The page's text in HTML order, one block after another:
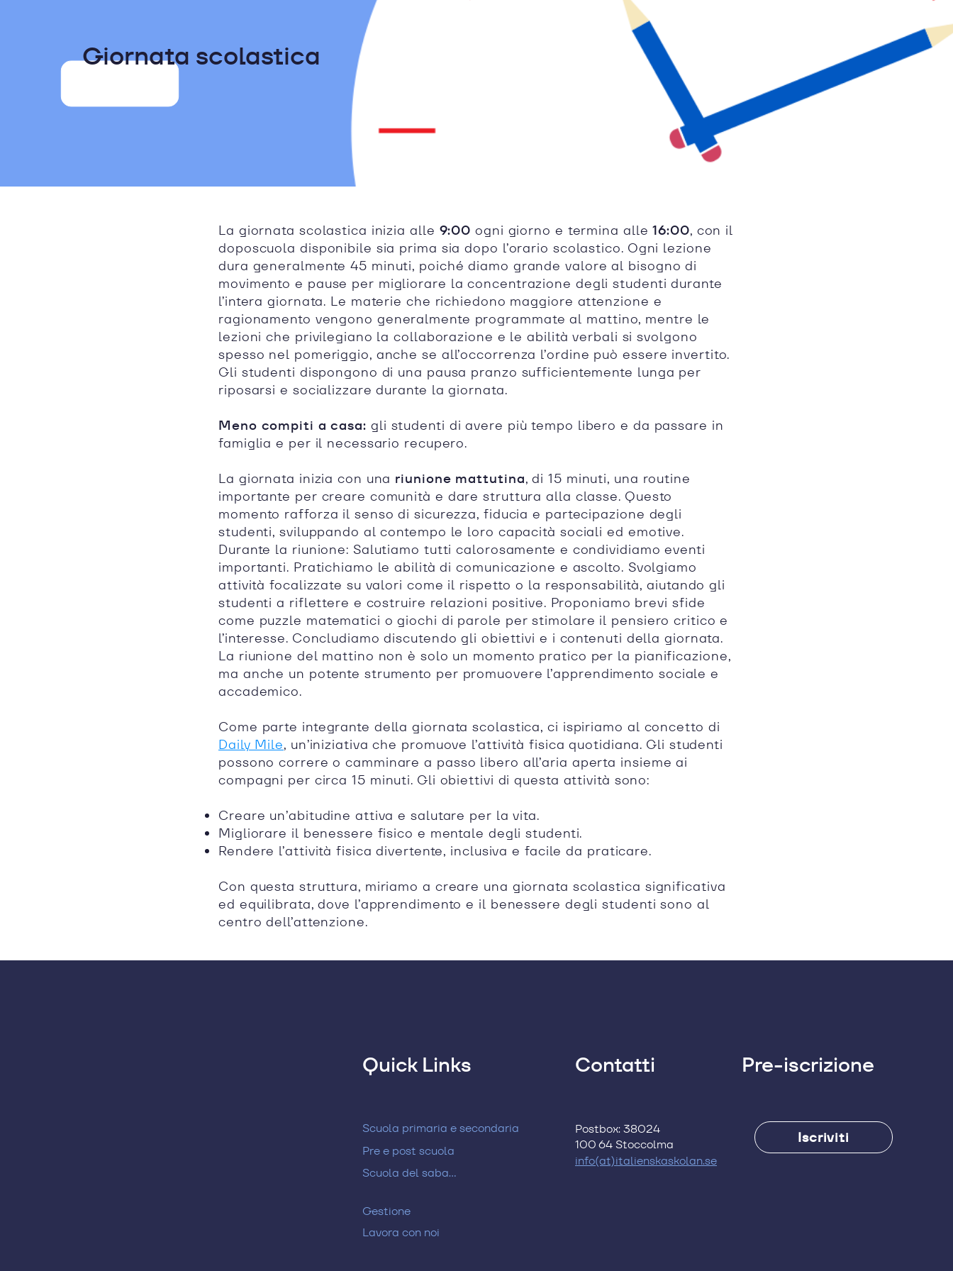
Giornata scolastica
La giornata scolastica inizia alle 9:00 ogni giorno e termina alle16:00, con il
doposcuola disponibile sia prima sia dopo l’orario scolastico. Ogni lezione
dura generalmente 45 minuti, poiché diamo grande valore al bisogno di
movimento e pause per migliorare la concentrazione degli studenti durante
l’intera giornata. Le materie che richiedono maggiore attenzione e
ragionamento vengono generalmente programmate al mattino, mentre le
lezioni che privilegiano la collaborazione e le abilità verbali si svolgono
spesso nel pomeriggio, anche se all’occorrenza l’ordine può essere invertito.
Gli studenti dispongono di una pausa pranzo sufficientemente lunga per
riposarsi e socializzare durante la giornata.
Meno compiti a casa: gli studenti di avere più tempo libero e da passare in
famiglia e per il necessario recupero. ​
La giornata inizia con una riunione mattutina, di 15 minuti, una routine
importante per creare comunità e dare struttura alla classe. Questo
momento rafforza il senso di sicurezza, fiducia e partecipazione degli
studenti, sviluppando al contempo le loro capacità sociali ed emotive.
Durante la riunione: Salutiamo tutti calorosamente e condividiamo eventi
importanti. Pratichiamo le abilità di comunicazione e ascolto. Svolgiamo
attività focalizzate su valori come il rispetto o la responsabilità, aiutando gli
studenti a riflettere e costruire relazioni positive. Proponiamo brevi sfide
come puzzle matematici o giochi di parole per stimolare il pensiero critico e
l’interesse. Concludiamo discutendo gli obiettivi e i contenuti della giornata.
La riunione del mattino non è solo un momento pratico per la pianificazione,
ma anche un potente strumento per promuovere l’apprendimento sociale e
accademico.
Come parte integrante della giornata scolastica, ci ispiriamo al concetto di
Daily Mile, un’iniziativa che promuove l’attività fisica quotidiana. Gli studenti
possono correre o camminare a passo libero all’aria aperta insieme ai
compagni per circa 15 minuti. Gli obiettivi di questa attività sono:
Creare un’abitudine attiva e salutare per la vita.
Migliorare il benessere fisico e mentale degli studenti.
Rendere l’attività fisica divertente, inclusiva e facile da praticare.
Con questa struttura, miriamo a creare una giornata scolastica significativa
ed equilibrata, dove l’apprendimento e il benessere degli studenti sono al
centro dell’attenzione.
Quick Links
Scuola primaria e secondaria
Pre e post scuola
Scuola del sabato
Gestione
Lavora con noi
Contatti
Postbox: 38024
100 64 Stoccolma
Pre-iscrizione
Iscriviti
info(at)italienskaskolan.se